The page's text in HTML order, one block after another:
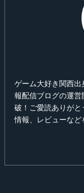
ゲーム大好き関西
報配信ブログの運
破！ご愛読ありがと
情報、レビューなど